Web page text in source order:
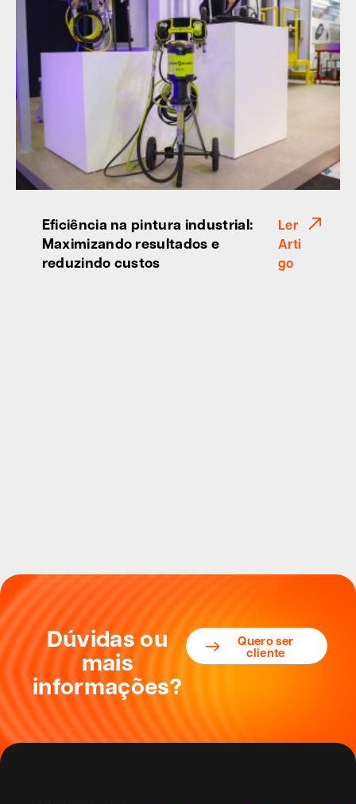
Eficiência na pintura industrial:
Maximizando resultados e
reduzindo custos
Ler
Arti
go
Dúvidas ou
mais
informações?
Quero ser
cliente